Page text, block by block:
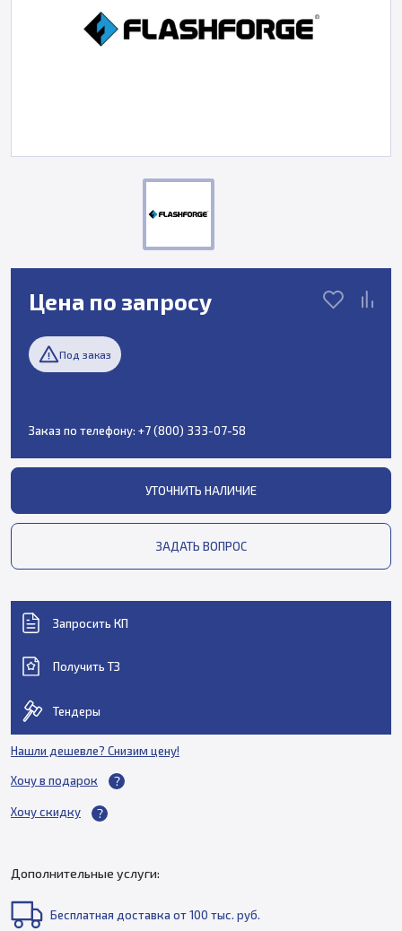
Цена по запросу
Под заказ
Заказ по телефону: +7 (800) 333-07-58
УТОЧНИТЬ НАЛИЧИЕ
ЗАДАТЬ ВОПРОС
Запросить КП
Получить ТЗ
Тендеры
Нашли дешевле? Снизим цену!
Хочу в подарок
Хочу скидку
Дополнительные услуги:
Бесплатная доставка от 100 тыс. руб.